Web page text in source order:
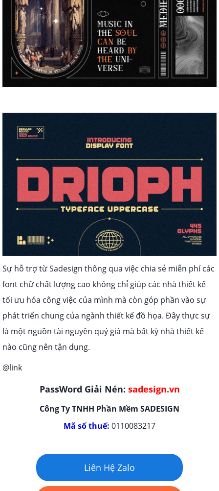
Sự hỗ trợ từ Sadesign thông qua việc chia sẻ miễn phí các
font chữ chất lượng cao không chỉ giúp các nhà thiết kế
tối ưu hóa công việc của mình mà còn góp phần vào sự
phát triển chung của ngành thiết kế đồ họa. Đây thực sự
là một nguồn tài nguyên quý giá mà bất kỳ nhà thiết kế
nào cũng nên tận dụng.
@link
PassWord Giải Nén: sadesign.vn
Công Ty TNHH Phần Mềm SADESIGN
Mã số thuế: 0110083217
Liên Hệ Zalo